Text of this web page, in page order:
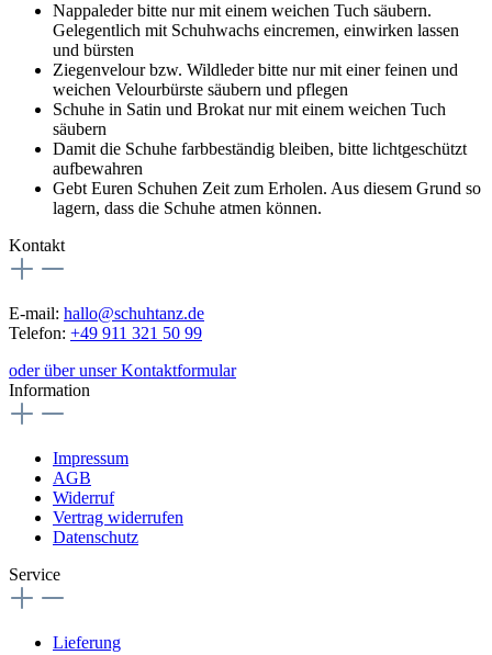
Nappaleder bitte nur mit einem weichen Tuch säubern.
Gelegentlich mit Schuhwachs eincremen, einwirken lassen
und bürsten
Ziegenvelour bzw. Wildleder bitte nur mit einer feinen und
weichen Velourbürste säubern und pflegen
Schuhe in Satin und Brokat nur mit einem weichen Tuch
säubern
Damit die Schuhe farbbeständig bleiben, bitte lichtgeschützt
aufbewahren
Gebt Euren Schuhen Zeit zum Erholen. Aus diesem Grund so
lagern, dass die Schuhe atmen können.
Kontakt
E-mail: hallo@schuhtanz.de
Telefon: +49 911 321 50 99
oder über unser Kontaktformular
Information
Impressum
AGB
Widerruf
Vertrag widerrufen
Datenschutz
Service
Lieferung